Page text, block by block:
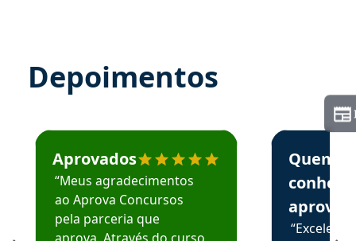
Depoimentos
Estudante José recomenda o Aprova Concursos em
Aprovados
“Meus agradecimentos
ao Aprova Concursos
pela parceria que
Estudante
Quem
aprova